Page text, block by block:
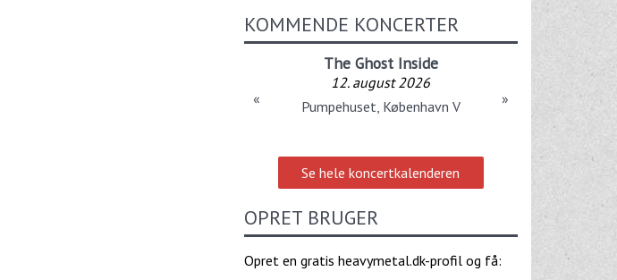
KOMMENDE KONCERTER
The Ghost Inside
12. august 2026
Pumpehuset, København V
« »
Se hele koncertkalenderen
OPRET BRUGER
Opret en gratis heavymetal.dk-profil og få: